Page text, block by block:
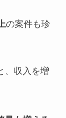
の案件も珍
、収入を増